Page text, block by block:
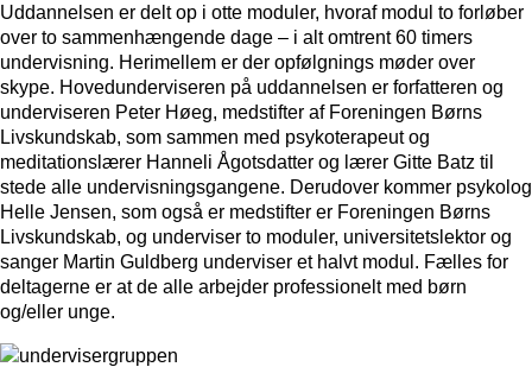
Uddannelsen er delt op i otte moduler, hvoraf modul to forløber
over to sammenhængende dage – i alt omtrent 60 timers
undervisning. Herimellem er der opfølgnings møder over
skype. Hovedunderviseren på uddannelsen er forfatteren og
underviseren Peter Høeg, medstifter af Foreningen Børns
Livskundskab, som sammen med psykoterapeut og
meditationslærer Hanneli Ågotsdatter og lærer Gitte Batz til
stede alle undervisningsgangene. Derudover kommer psykolog
Helle Jensen, som også er medstifter er Foreningen Børns
Livskundskab, og underviser to moduler, universitetslektor og
sanger Martin Guldberg underviser et halvt modul. Fælles for
deltagerne er at de alle arbejder professionelt med børn
og/eller unge.